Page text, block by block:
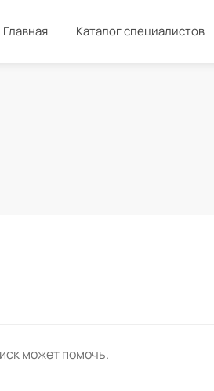
Главная Каталог специалистов
может помочь.